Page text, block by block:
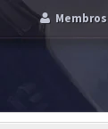
Membros